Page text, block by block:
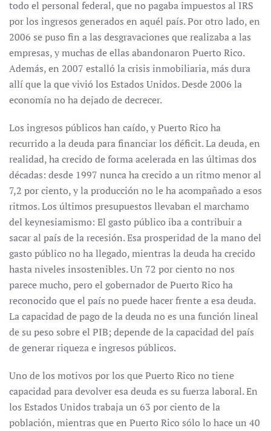
todo el personal federal, que no pagaba impuestos al IRS
por los ingresos generados en aquél país. Por otro lado, en
2006 se puso fin a las desgravaciones que realizaba a las
empresas, y muchas de ellas abandonaron Puerto Rico.
Además, en 2007 estalló la crisis inmobiliaria, más dura
allí que la que vivió los Estados Unidos. Desde 2006 la
economía no ha dejado de decrecer.
Los ingresos públicos han caído, y Puerto Rico ha
recurrido a la deuda para financiar los déficit. La deuda, en
realidad, ha crecido de forma acelerada en las últimas dos
décadas: desde 1997 nunca ha crecido a un ritmo menor al
7,2 por ciento, y la producción no le ha acompañado a esos
ritmos. Los últimos presupuestos llevaban el marchamo
del keynesiamismo: El gasto público iba a contribuir a
sacar al país de la recesión. Esa prosperidad de la mano del
gasto público no ha llegado, mientras la deuda ha crecido
hasta niveles insostenibles. Un 72 por ciento no nos
parece mucho, pero el gobernador de Puerto Rico ha
reconocido que el país no puede hacer frente a esa deuda.
La capacidad de pago de la deuda no es una función lineal
de su peso sobre el PIB; depende de la capacidad del país
de generar riqueza e ingresos públicos.
Uno de los motivos por los que Puerto Rico no tiene
capacidad para devolver esa deuda es su fuerza laboral. En
los Estados Unidos trabaja un 63 por ciento de la
población, mientras que en Puerto Rico sólo lo hace un 40